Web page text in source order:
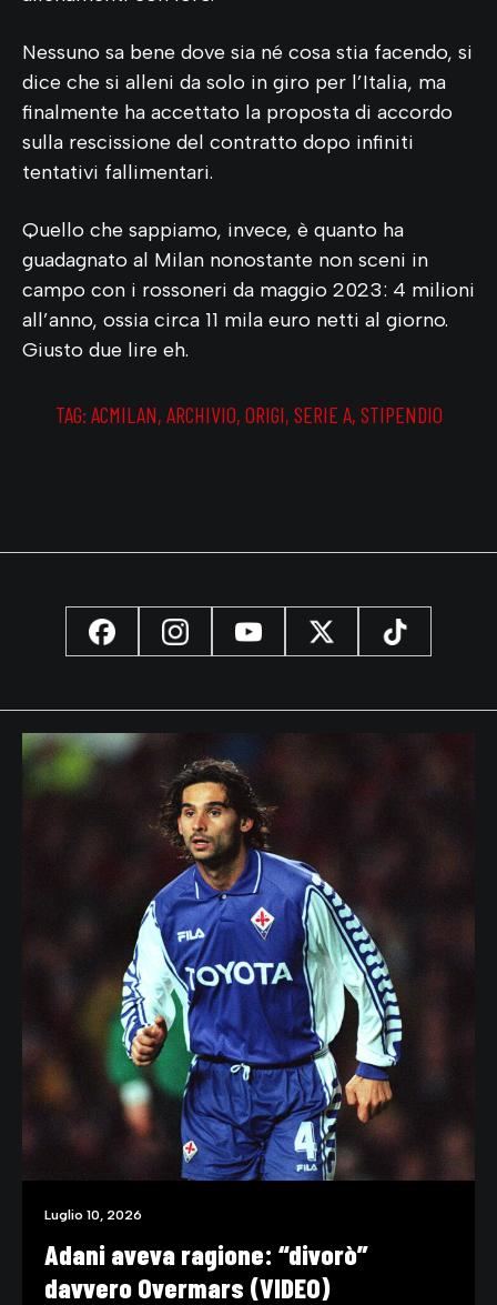
Nessuno sa bene dove sia né cosa stia facendo, si
dice che si alleni da solo in giro per l’Italia, ma
finalmente ha accettato la proposta di accordo
sulla rescissione del contratto dopo infiniti
tentativi fallimentari.
Quello che sappiamo, invece, è quanto ha
guadagnato al Milan nonostante non sceni in
campo con i rossoneri da maggio 2023: 4 milioni
all’anno, ossia circa 11 mila euro netti al giorno.
Giusto due lire eh.
TAG: ACMILAN, ARCHIVIO, ORIGI, SERIE A, STIPENDIO
Luglio 10, 2026
Adani aveva ragione: “divorò”
davvero Overmars (VIDEO)